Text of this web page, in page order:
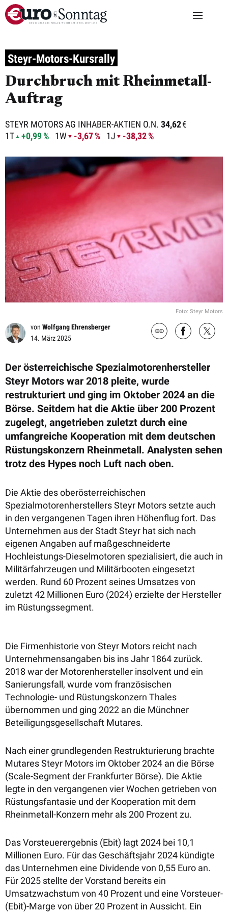
Steyr-Motors-Kursrally
Durchbruch mit Rheinmetall-
Auftrag
STEYR MOTORS AG INHABER-AKTIEN O.N. 34,62€
1T
+0,99 % 1W -3,67 % 1J -38,32 %
Foto: Steyr Motors
von Wolfgang Ehrensberger
14. März 2025
Der österreichische Spezialmotorenhersteller
Steyr Motors war 2018 pleite, wurde
restrukturiert und ging im Oktober 2024 an die
Börse. Seitdem hat die Aktie über 200 Prozent
zugelegt, angetrieben zuletzt durch eine
umfangreiche Kooperation mit dem deutschen
Rüstungskonzern Rheinmetall. Analysten sehen
trotz des Hypes noch Luft nach oben.
Die Aktie des oberösterreichischen
Spezialmotorenherstellers Steyr Motors setzte auch
in den vergangenen Tagen ihren Höhenflug fort. Das
Unternehmen aus der Stadt Steyr hat sich nach
eigenen Angaben auf maßgeschneiderte
Hochleistungs-Dieselmotoren spezialisiert, die auch in
Militärfahrzeugen und Militärbooten eingesetzt
werden. Rund 60 Prozent seines Umsatzes von
zuletzt 42 Millionen Euro (2024) erzielte der Hersteller
im Rüstungssegment.
Die Firmenhistorie von Steyr Motors reicht nach
Unternehmensangaben bis ins Jahr 1864 zurück.
2018 war der Motorenhersteller insolvent und ein
Sanierungsfall, wurde vom französischen
Technologie- und Rüstungskonzern Thales
übernommen und ging 2022 an die Münchner
Beteiligungsgesellschaft Mutares.
Nach einer grundlegenden Restrukturierung brachte
Mutares Steyr Motors im Oktober 2024 an die Börse
(Scale-Segment der Frankfurter Börse). Die Aktie
legte in den vergangenen vier Wochen getrieben von
Rüstungsfantasie und der Kooperation mit dem
Rheinmetall-Konzern mehr als 200 Prozent zu.
Das Vorsteuerergebnis (Ebit) lagt 2024 bei 10,1
Millionen Euro. Für das Geschäftsjahr 2024 kündigte
das Unternehmen eine Dividende von 0,55 Euro an.
Für 2025 stellte der Vorstand bereits ein
Umsatzwachstum von 40 Prozent und eine Vorsteuer-
(Ebit)-Marge von über 20 Prozent in Aussicht. Ein